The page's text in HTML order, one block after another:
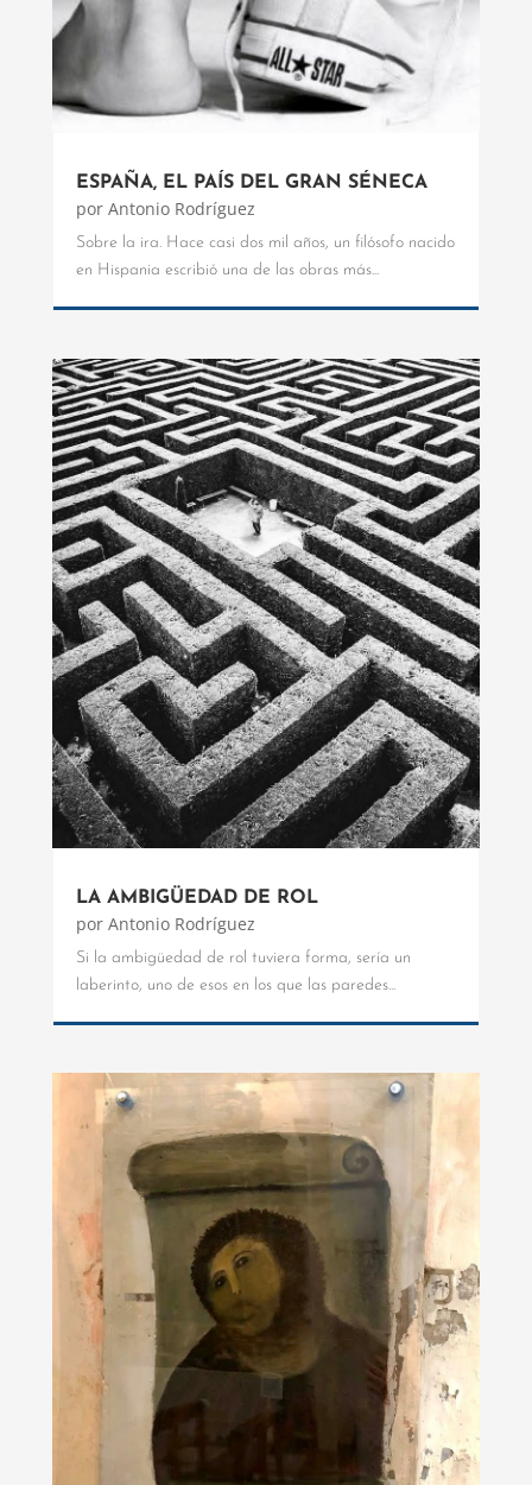
ESPAÑA, EL PAÍS DEL GRAN SÉNECA
por Antonio Rodríguez
Sobre la ira. Hace casi dos mil años, un filósofo nacido
en Hispania escribió una de las obras más...
LA AMBIGÜEDAD DE ROL
por Antonio Rodríguez
Si la ambigüedad de rol tuviera forma, sería un
laberinto, uno de esos en los que las paredes...